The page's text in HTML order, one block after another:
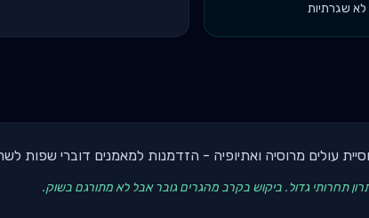
לא שגרתיות
עולים מרוסיה ואתיופיה - הזדמנות למאמנים דוברי שפות
תחרותי גדול. ביקוש בקרב מהגרים גובר אבל לא מתורגם בשוק.